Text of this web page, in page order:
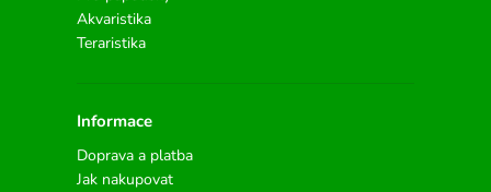
Akvaristika
Teraristika
Informace
Doprava a platba
Jak nakupovat